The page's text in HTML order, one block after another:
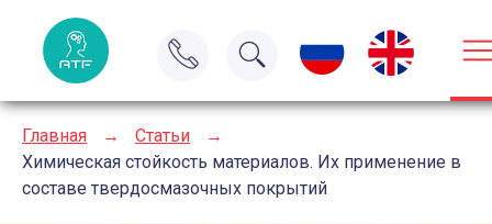
Главная → Статьи
→
Химическая стойкость материалов. Их применение в
составе твердосмазочных покрытий